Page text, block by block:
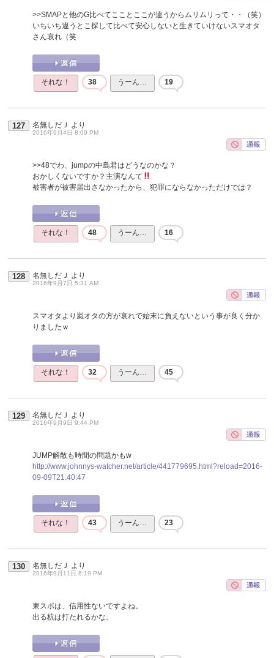
>>SMAPと他のG比べてこことここが違うからムリムリって・・（笑）
いちいち違うとこ探して比べて安心しないと生きていけないスマオタ
さん哀れ（笑
それな！ 38 うーん… 19
127 名無しだＪ より
2016年9月4日 8:09 PM
>>48でわ、jumpの中島君はどうなのかな？
おかしくないですか？主演なんて
被害者が被害届出さなかったから、犯罪にならなかっただけでは？
それな！ 48 うーん… 16
128 名無しだＪ より
2016年9月7日 5:31 AM
スマオタより嵐オタの方が哀れで始末に負えないという事が良く分か
りましたｗ
それな！ 32 うーん… 45
129 名無しだＪ より
2016年9月9日 9:44 PM
JUMP解散も時間の問題かもw
http://www.johnnys-watcher.net/article/441779695.html?reload=2016-
09-09T21:40:47
それな！ 43 うーん… 23
130 名無しだＪ より
2016年9月11日 6:19 PM
東スポは、信用性ないですよね。
出る杭は打たれるかな。